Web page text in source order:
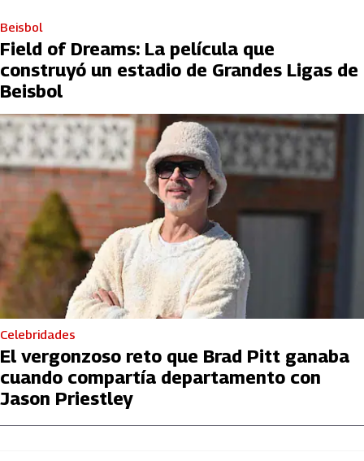
Beisbol
Field of Dreams: La película que
construyó un estadio de Grandes Ligas de
Beisbol
Celebridades
El vergonzoso reto que Brad Pitt ganaba
cuando compartía departamento con
Jason Priestley